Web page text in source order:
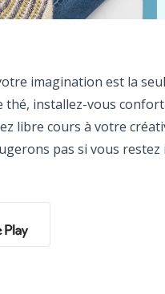
imagination est la
thé, installez-vous
libre cours à votre
pas si vous restez